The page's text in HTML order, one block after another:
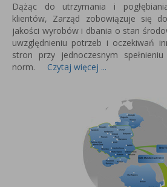
Dążąc do utrzymania i
klientów, Zarząd zobowiązuje się
jakości wyrobów i dbania o stan
uwzględnieniu potrzeb i oczekiwań
stron przy jednoczesnym
norm. Czytaj więcej ...